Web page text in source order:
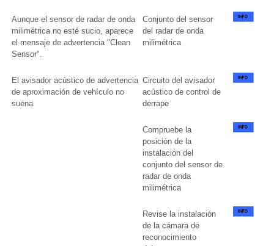
Aunque el sensor de radar de onda
milimétrica no esté sucio, aparece
el mensaje de advertencia "Clean
Sensor".
Conjunto del sensor
del radar de onda
milimétrica
El avisador acústico de advertencia
de aproximación de vehículo no
suena
Circuito del avisador
acústico de control de
derrape
Compruebe la
posición de la
instalación del
conjunto del sensor de
radar de onda
milimétrica
Revise la instalación
de la cámara de
reconocimiento